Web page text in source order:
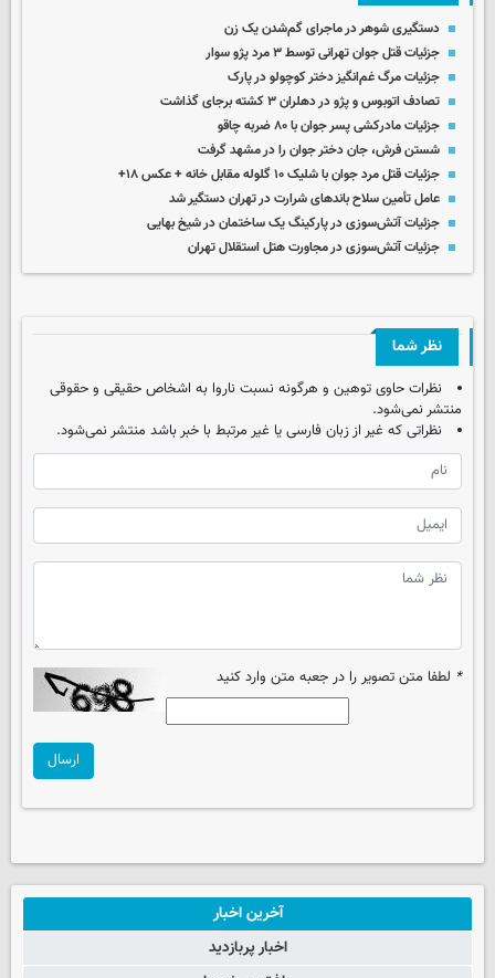
دستگیری شوهر در ماجرای گم‌شدن یک زن
جزئیات قتل جوان تهرانی توسط ۳ مرد پژو سوار
جزئیات مرگ غم‌انگیز دختر کوچولو در پارک
تصادف اتوبوس و پژو در دهلران ۳ کشته برجای گذاشت
جزئیات مادرکشی پسر جوان با ۸۰ ضربه چاقو
شستن فرش، جان دختر جوان را در مشهد گرفت
جزئیات قتل مرد جوان با شلیک ۱۰ گلوله مقابل خانه + عکس ۱۸+
عامل تأمین سلاح باندهای شرارت در تهران دستگیر شد
جزئیات آتش‌سوزی در پارکینگ یک ساختمان در شیخ بهایی
جزئیات آتش‌سوزی در مجاورت هتل استقلال تهران
نظر شما
نظرات حاوی توهین و هرگونه نسبت ناروا به اشخاص حقیقی و حقوقی
منتشر نمی‌شود.
نظراتی که غیر از زبان فارسی یا غیر مرتبط با خبر باشد منتشر نمی‌شود.
* لطفا متن تصویر را در جعبه متن وارد کنید
ارسال
آخرین اخبار
اخبار پربازدید